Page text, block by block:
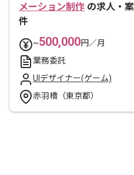
メーション制作 の求人・案
件
~500,000円／月
業務委託
UIデザイナー(ゲーム)
赤羽橋（東京都）